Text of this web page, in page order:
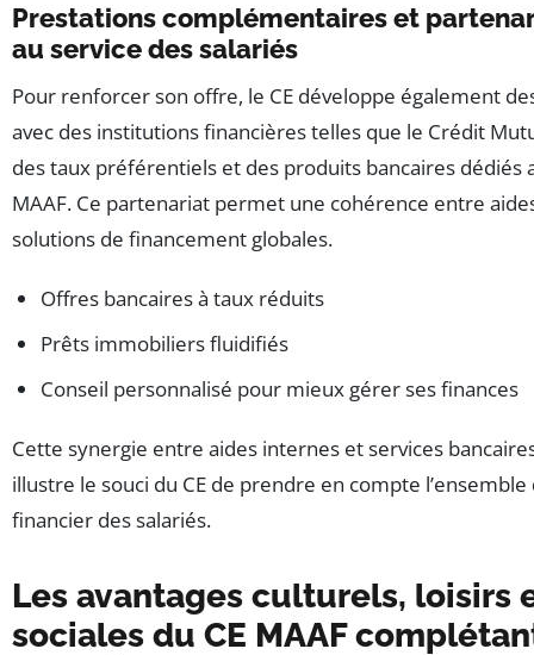
Prestations complémentaires et
au service des salariés
Pour renforcer son offre, le CE développe également
avec des institutions financières telles que le Crédit
des taux préférentiels et des produits bancaires dédiés
MAAF. Ce partenariat permet une cohérence entre
solutions de financement globales.
Offres bancaires à taux réduits
Prêts immobiliers fluidifiés
Conseil personnalisé pour mieux gérer ses finances
Cette synergie entre aides internes et services
illustre le souci du CE de prendre en compte
financier des salariés.
Les avantages culturels, loisirs
sociales du CE MAAF